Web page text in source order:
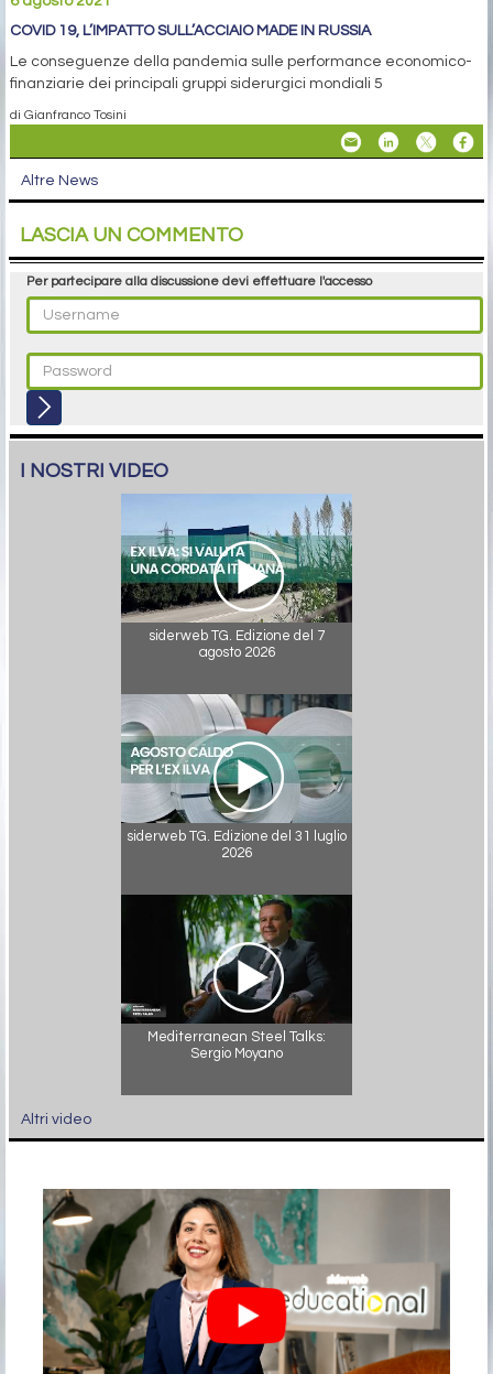
COVID 19, L’IMPATTO SULL’ACCIAIO MADE IN RUSSIA
Le conseguenze della pandemia sulle performance economico-
finanziarie dei principali gruppi siderurgici mondiali 5
di Gianfranco Tosini
Altre News
LASCIA UN COMMENTO
Per partecipare alla discussione devi effettuare l'accesso
I NOSTRI VIDEO
siderweb TG. Edizione del 7
agosto 2026
siderweb TG. Edizione del 31 luglio
2026
Mediterranean Steel Talks:
Sergio Moyano
Altri video